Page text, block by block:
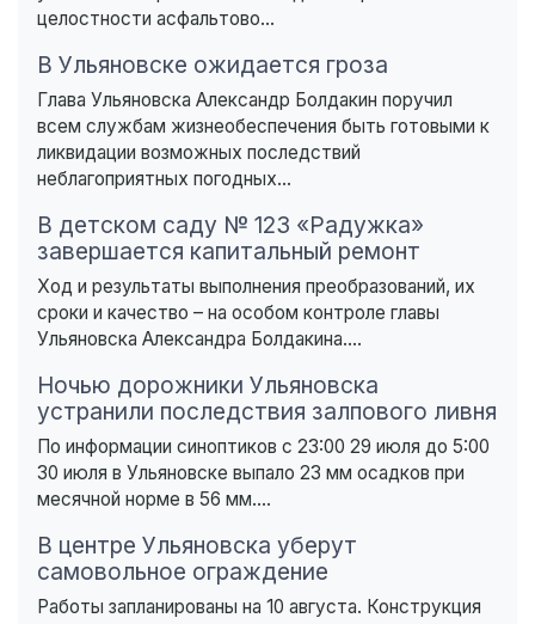
целостности асфальтово...
В Ульяновске ожидается гроза
Глава Ульяновска Александр Болдакин поручил
всем службам жизнеобеспечения быть готовыми к
ликвидации возможных последствий
неблагоприятных погодных...
В детском саду № 123 «Радужка»
завершается капитальный ремонт
Ход и результаты выполнения преобразований, их
сроки и качество – на особом контроле главы
Ульяновска Александра Болдакина....
Ночью дорожники Ульяновска
устранили последствия залпового ливня
По информации синоптиков с 23:00 29 июля до 5:00
30 июля в Ульяновске выпало 23 мм осадков при
месячной норме в 56 мм....
В центре Ульяновска уберут
самовольное ограждение
Работы запланированы на 10 августа. Конструкция